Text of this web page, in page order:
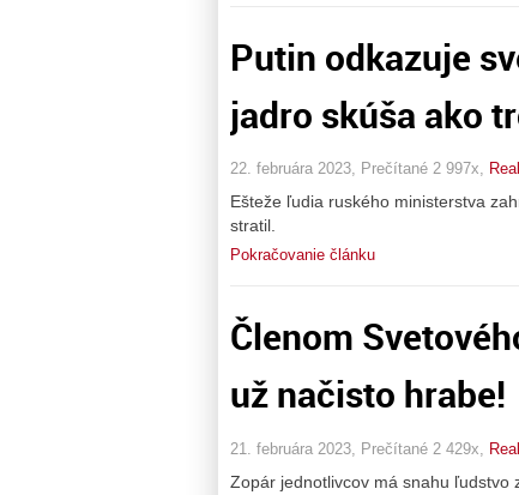
Putin odkazuje
jadro skúša ako
22. februára 2023, Prečítané 2 997x,
Ešteže ľudia ruského ministerstva
stratil.
Pokračovanie článku
Členom
už načisto hrabe!
21. februára 2023, Prečítané 2 429x,
Zopár jednotlivcov má snahu ľudstvo